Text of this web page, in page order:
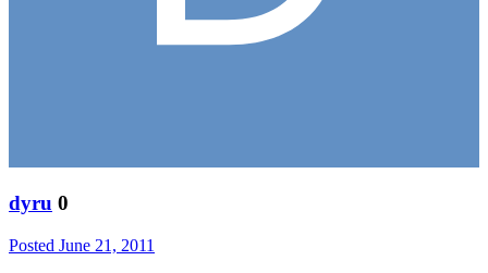
dyru 0
Posted June 21, 2011